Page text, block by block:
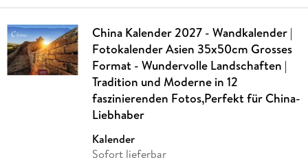
China Kalender 2027 - Wandkalender |
Fotokalender Asien 35x50cm Grosses
Format - Wundervolle Landschaften |
Tradition und Moderne in 12
faszinierenden Fotos,Perfekt für China-
Liebhaber
Kalender
Sofort lieferbar